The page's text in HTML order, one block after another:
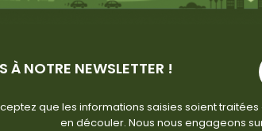
NOTRE NEWSLETTER !
que les informations saisies soient
en découler. Nous nous engageons